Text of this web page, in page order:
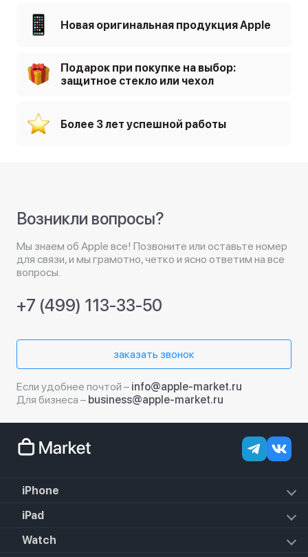
Новая оригинальная продукция Apple
Подарок при покупке на выбор:
защитное стекло или чехол
Более 3 лет успешной работы
Возникли вопросы?
Мы знаем об Apple все! Позвоните или оставьте номер
для связи, и мы грамотно, четко и ясно ответим на все
вопросы.
+7 (499) 113-33-50
заказать звонок
Если удобнее почтой – info@apple-market.ru
Для бизнеса – business@apple-market.ru
iPhone
iPhone 18 Pro Max
iPhone 18
iPad
iPad Air (2022)
Watch